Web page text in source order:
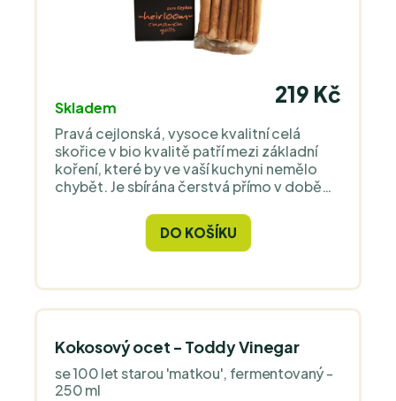
Skladem
219 Kč
Pravá cejlonská, vysoce kvalitní celá
skořice v bio kvalitě patří mezi základní
koření, které by ve vaší kuchyni nemělo
chybět. Je sbírána čerstvá přímo v době
nesrovnatelná se skořicí z běžného
DO KOŠÍKU
Kokosový ocet - Toddy Vinegar
se 100 let starou 'matkou', fermentovaný -
250 ml